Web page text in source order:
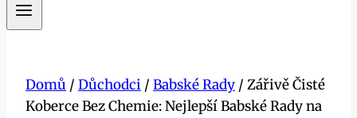
Domů / Důchodci / Babské Rady / Zářivě Čisté
Koberce Bez Chemie: Nejlepší Babské Rady na